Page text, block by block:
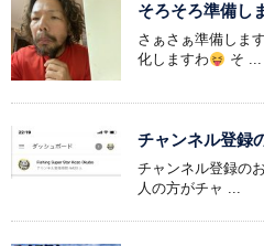
そろそろ準備し
さぁさぁ準備しま
化しますわ
そ ...
チャンネル登録
チャンネル登録の
人の方がチャ ...